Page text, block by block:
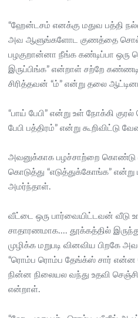
“ஹேன்டசம் எனக்கு மதுவ பத்தி
அவ ஆளுங்களோட குணத்தை
பழகுறான்னா நீங்க கண்டிப்பா ஒரு
இருப்பிங்க” என்றாள் சற்றே
சிரித்தவன் “ம்” என்று தலை
“பாய் பேபி” என்று உள் நோக்கி
பேபி பத்திரம்” என்று கூறிவிட்டு
அவனுக்காக பழச்சாற்றை
கொடுத்து “எடுத்துக்கோங்க”
அமர்ந்தாள்.
வீட்டை ஒரு பார்வையிட்டவன் வீடு
சாதாரணமாக.... தூக்கத்தில்
முழிக்க மறுபடி வினவிய
“ரொம்ப ரொம்ப தேங்க்ஸ் சார் என்ன
நின்ன நிலையல வந்து உதவி
என்றாள்.